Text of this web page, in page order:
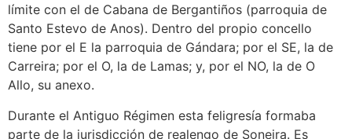
límite con el de Cabana de Bergantiños (parroquia de
Santo Estevo de Anos). Dentro del propio concello
tiene por el E la parroquia de Gándara; por el SE, la de
Carreira; por el O, la de Lamas; y, por el NO, la de O
Allo, su anexo.
Durante el Antiguo Régimen esta feligresía formaba
parte de la jurisdicción de realengo de Soneira. Es